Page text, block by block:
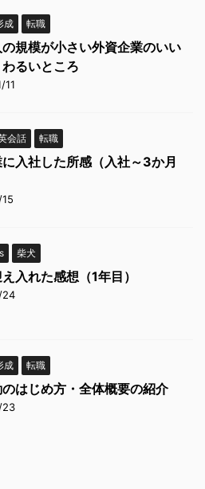
成 転職
の規模が小さい外資企業のいい
るいところ
11
会話 転職
入社した所感（入社～3か月
柴犬
入れた感想（1年目）
24
成 転職
はじめ方・全体概要の紹介
23